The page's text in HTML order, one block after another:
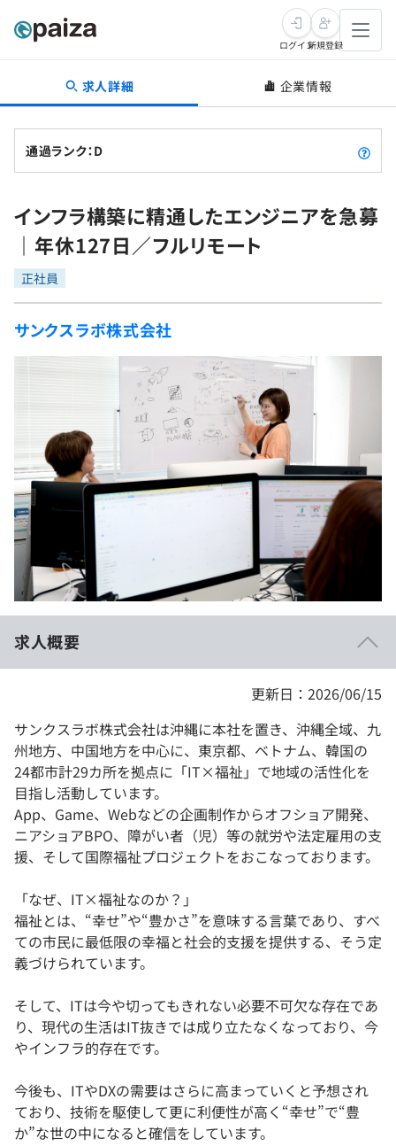
転職・キャリア
転職成功ガイド
転職エージェント
インタビュー
転職成功ガイド
新卒就活
求人検索
本選考
インターン
新卒エージェント
イベント・セミナー
インタビュー
就活成功ガイド
学習
問題集
リファレンス
プラン
個人向けプラン
法人向けプラン
契約内容・クーポン
スキルチェック
プログラミング言語
再チャレンジ結果一覧
ゲーム・マンガ
paiza times
note
ログイン新規登録
求人詳細 企業情報
通過ランク：D
インフラ構築に精通したエンジニアを急募
｜年休127日／フルリモート
正社員
サンクスラボ株式会社
求人概要
更新日：2026/06/15
サンクスラボ株式会社は沖縄に本社を置き、沖縄全域、九
州地方、中国地方を中心に、東京都、ベトナム、韓国の
24都市計29カ所を拠点に「IT×福祉」で地域の活性化を
目指し活動しています。
App、Game、Webなどの企画制作からオフショア開発、
ニアショアBPO、障がい者（児）等の就労や法定雇用の支
援、そして国際福祉プロジェクトをおこなっております。
「なぜ、IT×福祉なのか？」
福祉とは、“幸せ”や“豊かさ”を意味する言葉であり、すべ
ての市民に最低限の幸福と社会的支援を提供する、そう定
義づけられています。
そして、ITは今や切ってもきれない必要不可欠な存在であ
り、現代の生活はIT抜きでは成り立たなくなっており、今
やインフラ的存在です。
今後も、ITやDXの需要はさらに高まっていくと予想され
ており、技術を駆使して更に利便性が高く“幸せ”で“豊
か”な世の中になると確信をしています。